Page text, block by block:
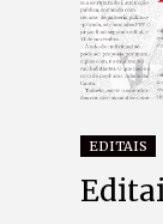
EDITAIS